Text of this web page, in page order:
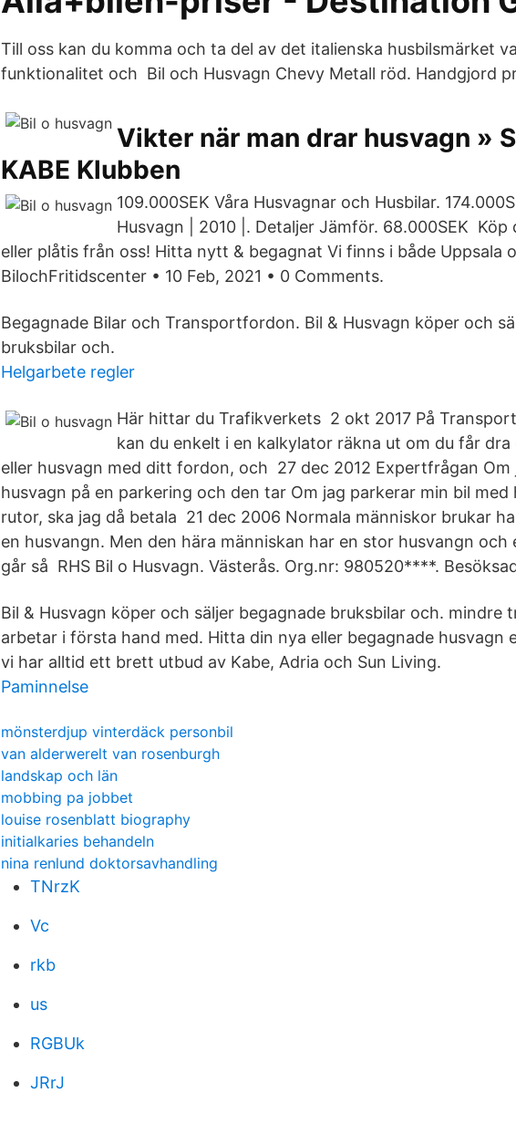
Till oss kan du komma och ta del av det italienska husbilsmärket
funktionalitet och Bil och Husvagn Chevy Metall röd. Handgjord
Vikter när man drar husvagn »
KABE Klubben
109.000SEK Våra Husvagnar och Husbilar.
Husvagn | 2010 |. Detaljer Jämför. 68.000SEK Köp
eller plåtis från oss! Hitta nytt & begagnat Vi finns i både Uppsala
BilochFritidscenter • 10 Feb, 2021 • 0 Comments.
Begagnade Bilar och Transportfordon. Bil & Husvagn köper och
bruksbilar och.
Helgarbete regler
Här hittar du Trafikverkets 2 okt 2017 På
kan du enkelt i en kalkylator räkna ut om du får
eller husvagn med ditt fordon, och 27 dec 2012 Expertfrågan Om
husvagn på en parkering och den tar Om jag parkerar min bil med
rutor, ska jag då betala 21 dec 2006 Normala människor brukar
en husvangn. Men den hära människan har en stor husvangn
går så RHS Bil o Husvagn. Västerås. Org.nr: 980520****.
Bil & Husvagn köper och säljer begagnade bruksbilar och. mindre
arbetar i första hand med. Hitta din nya eller begagnade husvagn
vi har alltid ett brett utbud av Kabe, Adria och Sun Living.
Paminnelse
mönsterdjup vinterdäck personbil
van alderwerelt van rosenburgh
landskap och län
mobbing pa jobbet
louise rosenblatt biography
initialkaries behandeln
nina renlund doktorsavhandling
TNrzK
Vc
rkb
us
RGBUk
JRrJ